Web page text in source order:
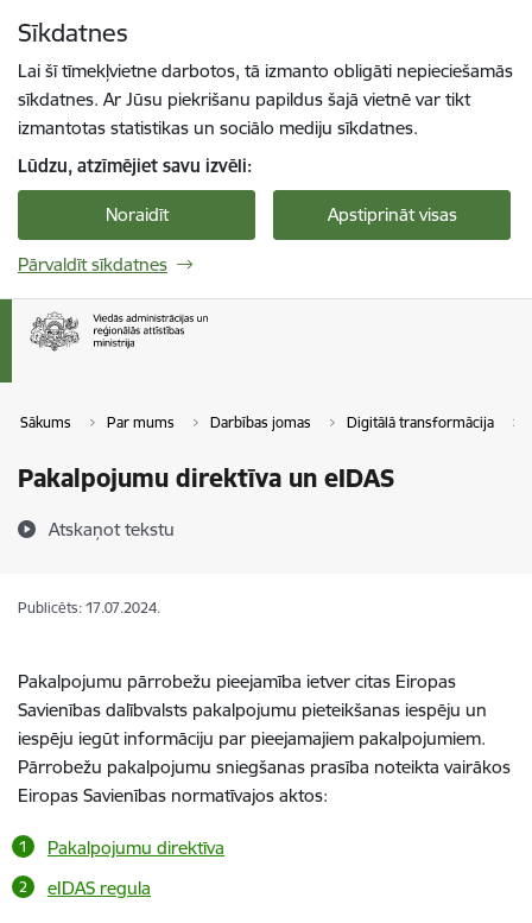
Sīkdatnes
Lai šī tīmekļvietne darbotos, tā izmanto obligāti nepieciešamās
sīkdatnes. Ar Jūsu piekrišanu papildus šajā vietnē var tikt
izmantotas statistikas un sociālo mediju sīkdatnes.
Lūdzu, atzīmējiet savu izvēli:
Noraidīt Apstiprināt visas
Pārvaldīt sīkdatnes
Sākums Par mums Darbības jomas Digitālā transformācija
Pakalpojumu direktīva un eIDAS
Atskaņot tekstu
Publicēts: 17.07.2024.
Pakalpojumu pārrobežu pieejamība ietver citas Eiropas
Savienības dalībvalsts pakalpojumu pieteikšanas iespēju un
iespēju iegūt informāciju par pieejamajiem pakalpojumiem.
Pārrobežu pakalpojumu sniegšanas prasība noteikta vairākos
Eiropas Savienības normatīvajos aktos:
Pakalpojumu direktīva
eIDAS regula